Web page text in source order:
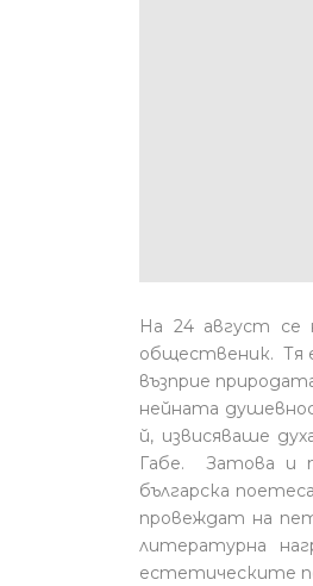
На 24 август се
общественик. Тя
възприе
нейната
й, извисяваше
Габе. Затова и
българска
провеждат на
литературна
естетическите